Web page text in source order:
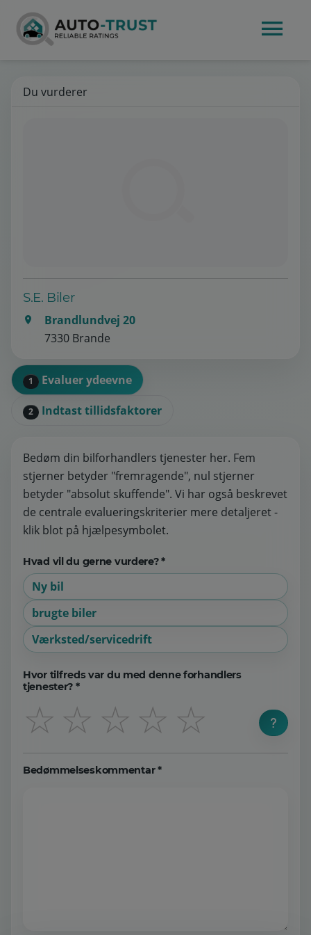
Du vurderer
S.E. Biler
Brandlundvej 20
7330 Brande
1 Evaluer ydeevne
2 Indtast tillidsfaktorer
Bedøm din bilforhandlers tjenester her. Fem
stjerner betyder "fremragende", nul stjerner
betyder "absolut skuffende". Vi har også beskrevet
de centrale evalueringskriterier mere detaljeret -
klik blot på hjælpesymbolet.
Hvad vil du gerne vurdere? *
Ny bil
brugte biler
Værksted/servicedrift
Hvor tilfreds var du med denne forhandlers
tjenester? *
☆
☆
☆
☆
☆
Bedømmelseskommentar *